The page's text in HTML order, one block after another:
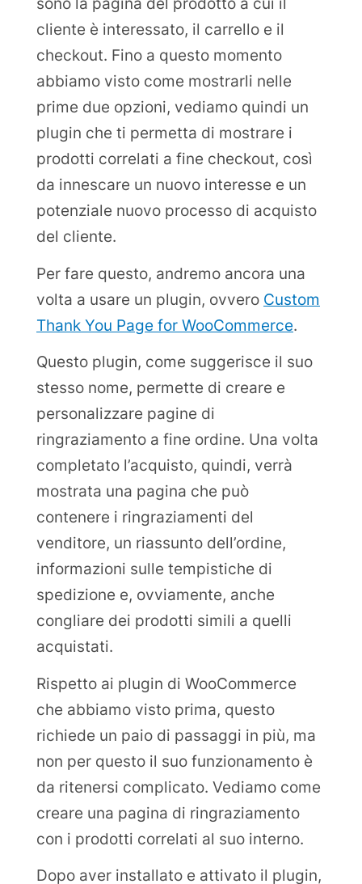
sono la pagina del prodotto a cui il
cliente è interessato, il carrello e il
checkout. Fino a questo momento
abbiamo visto come mostrarli nelle
prime due opzioni, vediamo quindi un
plugin che ti permetta di mostrare i
prodotti correlati a fine checkout, così
da innescare un nuovo interesse e un
potenziale nuovo processo di acquisto
del cliente.
Per fare questo, andremo ancora una
volta a usare un plugin, ovvero Custom
Thank You Page for WooCommerce.
Questo plugin, come suggerisce il suo
stesso nome, permette di creare e
personalizzare pagine di
ringraziamento a fine ordine. Una volta
completato l’acquisto, quindi, verrà
mostrata una pagina che può
contenere i ringraziamenti del
venditore, un riassunto dell’ordine,
informazioni sulle tempistiche di
spedizione e, ovviamente, anche
congliare dei prodotti simili a quelli
acquistati.
Rispetto ai plugin di WooCommerce
che abbiamo visto prima, questo
richiede un paio di passaggi in più, ma
non per questo il suo funzionamento è
da ritenersi complicato. Vediamo come
creare una pagina di ringraziamento
con i prodotti correlati al suo interno.
Dopo aver installato e attivato il plugin,